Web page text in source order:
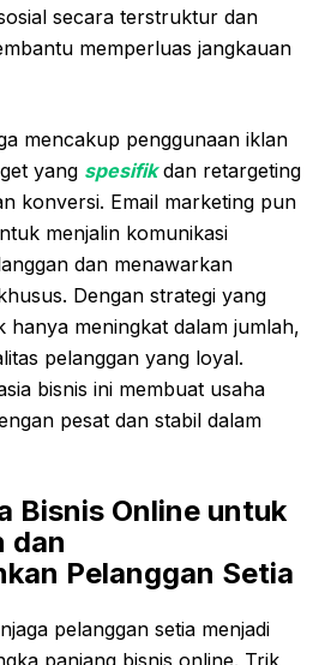
secara terstruktur dan
memperluas jangkauan
mencakup penggunaan iklan
yang spesifikdan retargeting
konversi. Email marketing pun
menjalin komunikasi
dan menawarkan
Dengan strategi yang
hanya meningkat dalam jumlah,
pelanggan yang loyal.
bisnis ini membuat usaha
pesat dan stabil dalam
Bisnis Online untuk
dan
Pelanggan Setia
pelanggan setia menjadi